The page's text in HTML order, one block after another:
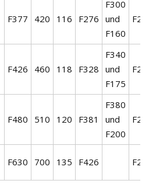
F377 420 116 F276
F300
und
F160
F25
F426 460 118 F328
F340
und
F175
F25
F480 510 120 F381
F380
und
F200
F25
F630 700 135 F426 F25